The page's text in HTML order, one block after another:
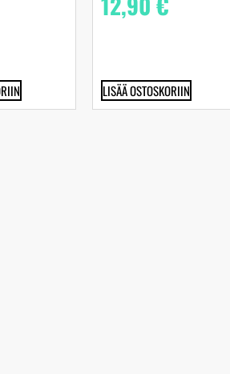
LISÄÄ OSTOSKORIIN